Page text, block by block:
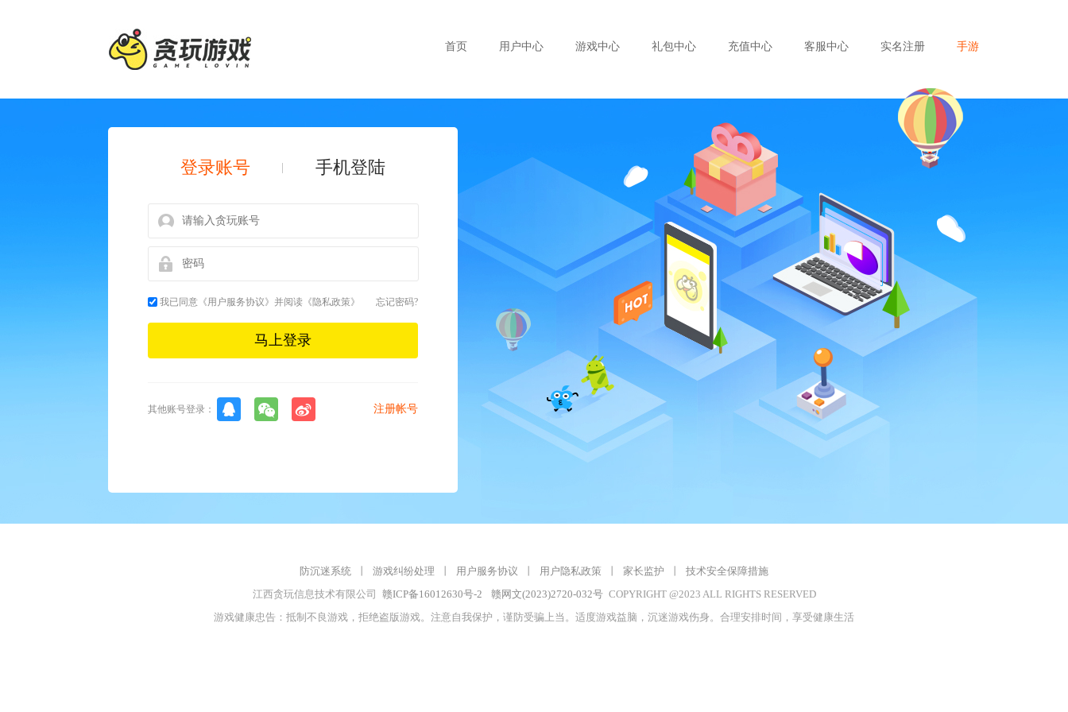
首页 用户中心 游戏中心 礼包中心 充值中心 客服中心 实名注册 手游
登录账号 手机登陆
我已同意 《用户服务协议》 并阅读 《隐私政策》 忘记密码?
马上登录
其他账号登录： 注册帐号
防沉迷系统 游戏纠纷处理 用户服务协议 用户隐私政策 家长监护
技术安全保障措施
江西贪玩信息技术有限公司
赣ICP备16012630号-2 赣网文(2023)2720-032号 COPYRIGHT @2023 ALL RIGHTS RESERVED
游戏健康忠告：抵制不良游戏，拒绝盗版游戏。注意自我保护，谨防受骗上当。适度游戏益脑，沉迷游戏伤身。合理安排时间，享受健康生活